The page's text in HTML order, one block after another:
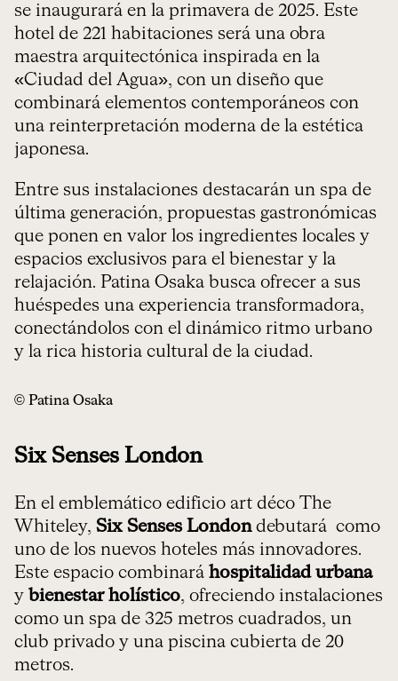
se inaugurará en la primavera de 2025. Este
hotel de 221 habitaciones será una obra
maestra arquitectónica inspirada en la
«Ciudad del Agua», con un diseño que
combinará elementos contemporáneos con
una reinterpretación moderna de la estética
japonesa.
Entre sus instalaciones destacarán un spa de
última generación, propuestas gastronómicas
que ponen en valor los ingredientes locales y
espacios exclusivos para el bienestar y la
relajación. Patina Osaka busca ofrecer a sus
huéspedes una experiencia transformadora,
conectándolos con el dinámico ritmo urbano
y la rica historia cultural de la ciudad.
© Patina Osaka
Six Senses London
En el emblemático edificio art déco The
Whiteley, Six Senses Londondebutará como
uno de los nuevos hoteles más innovadores.
Este espacio combinará hospitalidad urbana
y bienestar holístico, ofreciendo instalaciones
como un spa de 325 metros cuadrados, un
club privado y una piscina cubierta de 20
metros.